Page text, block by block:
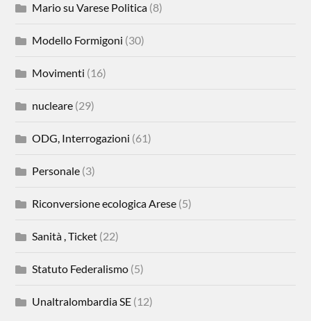
Mario su Varese Politica (8)
Modello Formigoni (30)
Movimenti (16)
nucleare (29)
ODG, Interrogazioni (61)
Personale (3)
Riconversione ecologica Arese (5)
Sanità , Ticket (22)
Statuto Federalismo (5)
Unaltralombardia SE (12)